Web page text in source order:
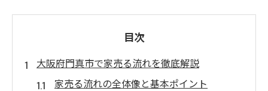
目次
大阪府門真市で家売る流れを徹底解説
家売る流れの全体像と基本ポイント